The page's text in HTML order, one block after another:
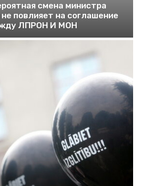
смена министра
не повлияет на соглашение
ЛПРОН И МОН